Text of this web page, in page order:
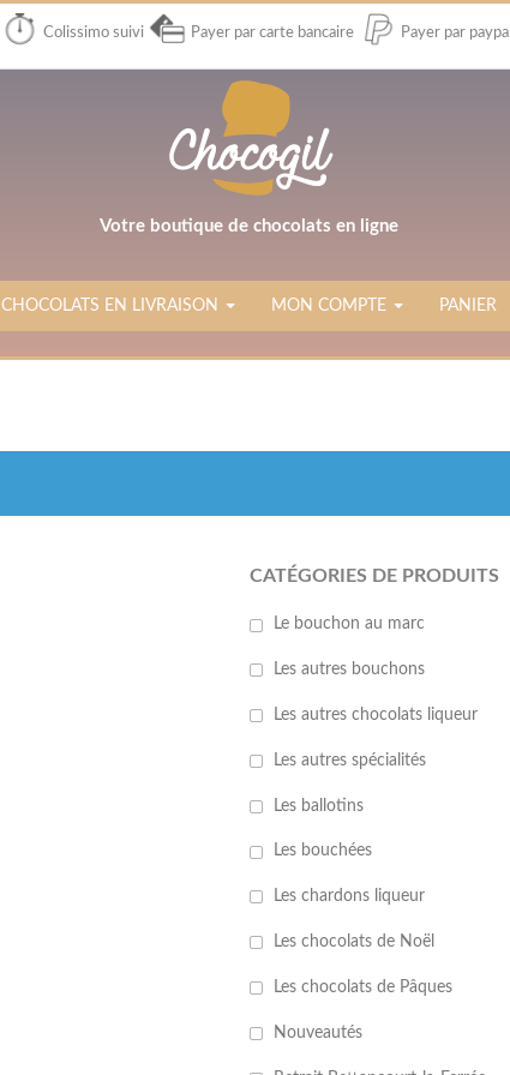
Colissimo suivi Payer par carte bancaire Payer par paypal
Votre boutique de chocolats en ligne
CHOCOLATS EN LIVRAISON MON COMPTE PANIER
CATÉGORIES DE PRODUITS
Le bouchon au marc
Les autres bouchons
Les autres chocolats liqueur
Les autres spécialités
Les ballotins
Les bouchées
Les chardons liqueur
Les chocolats de Noël
Les chocolats de Pâques
Nouveautés